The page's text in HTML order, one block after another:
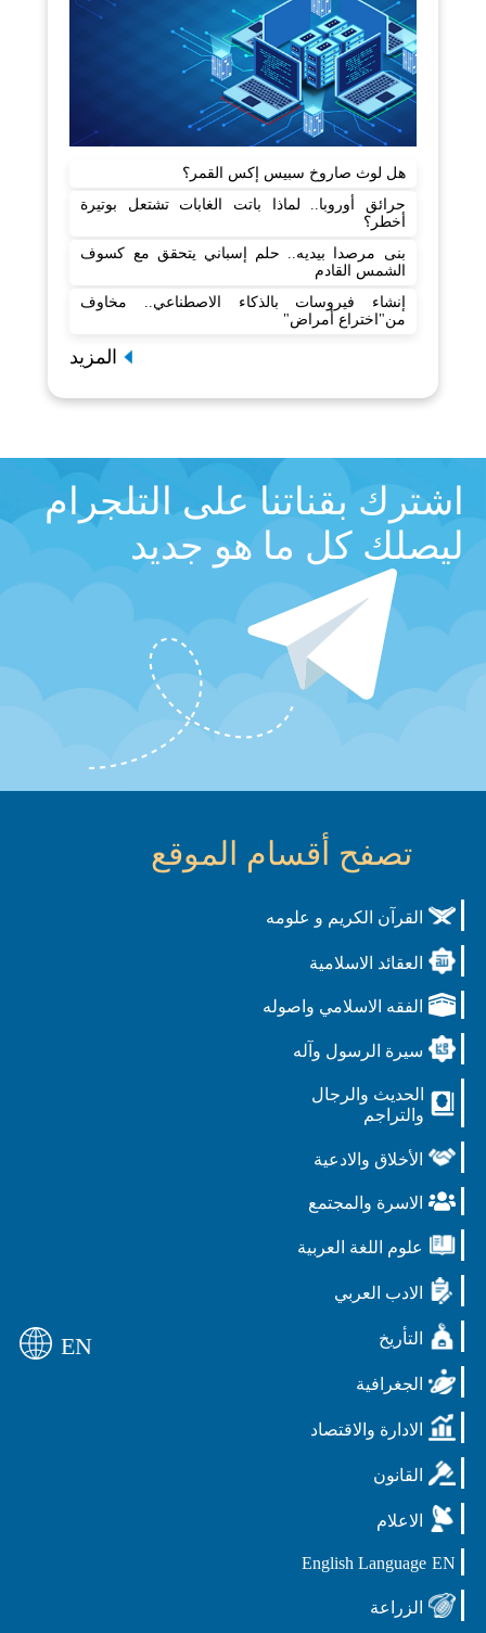
هل لوث صاروخ سبيس إكس القمر؟
حرائق أوروبا.. لماذا باتت الغابات تشتعل بوتيرة
أخطر؟
بنى مرصدا بيديه.. حلم إسباني يتحقق مع كسوف
الشمس القادم
إنشاء فيروسات بالذكاء الاصطناعي.. مخاوف
من"اختراع أمراض"
المزيد
اشترك بقناتنا على التلجرام
ليصلك كل ما هو جديد
تصفح أقسام الموقع
القرآن الكريم و علومه
العقائد الاسلامية
الفقه الاسلامي واصوله
سيرة الرسول وآله
الحديث والرجال
والتراجم
الأخلاق والادعية
الاسرة والمجتمع
علوم اللغة العربية
الادب العربي
التأريخ
الجغرافية
الادارة والاقتصاد
القانون
الاعلام
EN
English Language
الزراعة
EN